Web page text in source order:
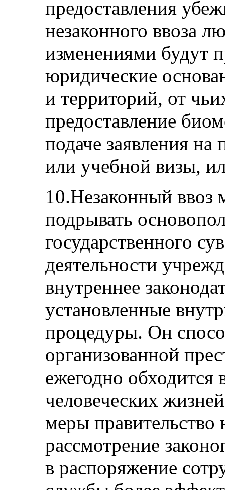
предоставления
незаконного ввоза
изменениями будут
юридические
и территорий, от
предоставление
подаче заявления на
или учебной визы,
10.Незаконный ввоз
подрывать
государственного
деятельности
внутреннее
установленные
процедуры. Он
организованной
ежегодно обходится
человеческих
меры правительство
рассмотрение
в распоряжение